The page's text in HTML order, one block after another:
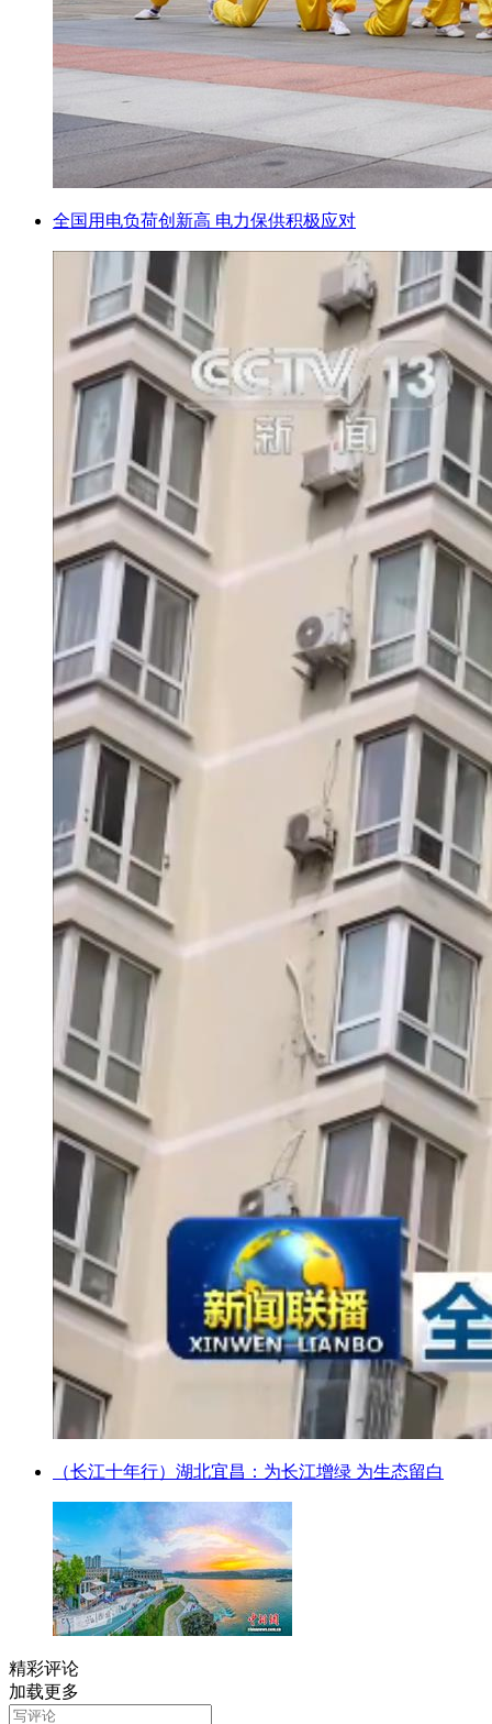
全国用电负荷创新高 电力保供积极应对
（长江十年行）湖北宜昌：为长江增绿 为生态留白
精彩评论
加载更多